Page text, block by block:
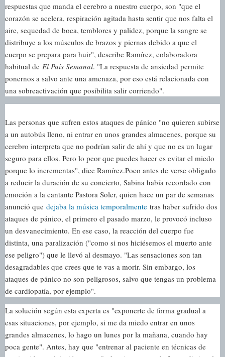
respuestas que manda el cerebro a nuestro cuerpo, son "que el
corazón se acelera, respiración agitada hasta sentir que nos falta el
aire, sequedad de boca, temblores y palidez, porque la sangre se
distribuye a los músculos de brazos y piernas debido a que el
cuerpo se prepara para huir", describe Ramírez, colaboradora
habitual de El País Semanal. "La respuesta de ansiedad permite
ponernos a salvo ante una amenaza, por eso está relacionada con
una sobreactivación que posibilita salir corriendo".
Las personas que sufren estos ataques de pánico "no quieren subirse
a un autobús lleno, ni entrar en unos grandes almacenes, porque su
cerebro interpreta que no podrían salir de ahí y que no es un lugar
seguro para ellos. Pero lo peor que puedes hacer es evitar el miedo
porque lo incrementas", dice Ramírez.Poco antes de verse obligado
a reducir la duración de su concierto, Sabina había recordado con
emoción a la cantante Pastora Soler, quien hace un par de semanas
anunció que dejaba la música temporalmente tras haber sufrido dos
ataques de pánico, el primero el pasado marzo, le provocó incluso
un desvanecimiento. En ese caso, la reacción del cuerpo fue
distinta, una paralización ("como si nos hiciésemos el muerto ante
ese peligro") que le llevó al desmayo. "Las sensaciones son tan
desagradables que crees que te vas a morir. Sin embargo, los
ataques de pánico no son peligrosos, salvo que tengas un problema
de cardiopatía, por ejemplo".
La solución según esta experta es "exponerte de forma gradual a
esas situaciones, por ejemplo, si me da miedo entrar en unos
grandes almacenes, lo hago un lunes por la mañana, cuando hay
poca gente". Antes, hay que "entrenar al paciente en técnicas de